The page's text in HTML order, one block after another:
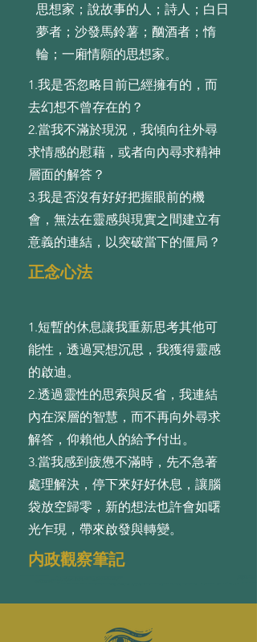
思想家；說故事的人；詩人；白日
夢者；沙發馬鈴薯；酗酒者；惰
輪；一廂情願的思想家。
1.我是否忽略⽬前已經擁有的，⽽
去幻想不曾存在的？
2.當我不滿於現況，我傾向往外尋
求情感的慰藉，或者向內尋求精神
層⾯的解答？
3.我是否沒有好好把握眼前的機
會，無法在靈感與現實之間建⽴有
意義的連結，以突破當下的僵局？
正念心法
1.短暫的休息讓我重新思考其他可
能性，透過冥想沉思，我獲得靈感
的啟迪。
2.透過靈性的思索與反省，我連結
內在深層的智慧，⽽不再向外尋求
解答，仰賴他⼈的給予付出。
3.當我感到疲憊不滿時，先不急著
處理解決，停下來好好休息，讓腦
袋放空歸零，新的想法也許會如曙
光乍現，帶來啟發與轉變。
内政觀察筆記